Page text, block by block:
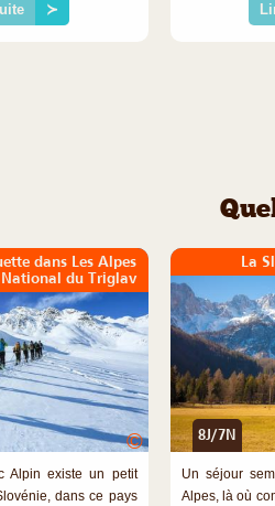
≻
dans Les Alpes
National du Triglav
©
Alpin existe un petit
dans ce pays
La
8J/7N
Un séjour
Alpes, là où